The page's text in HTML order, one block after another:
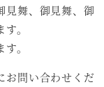
見舞、御見舞、御
。
。
お問い合わせくだ